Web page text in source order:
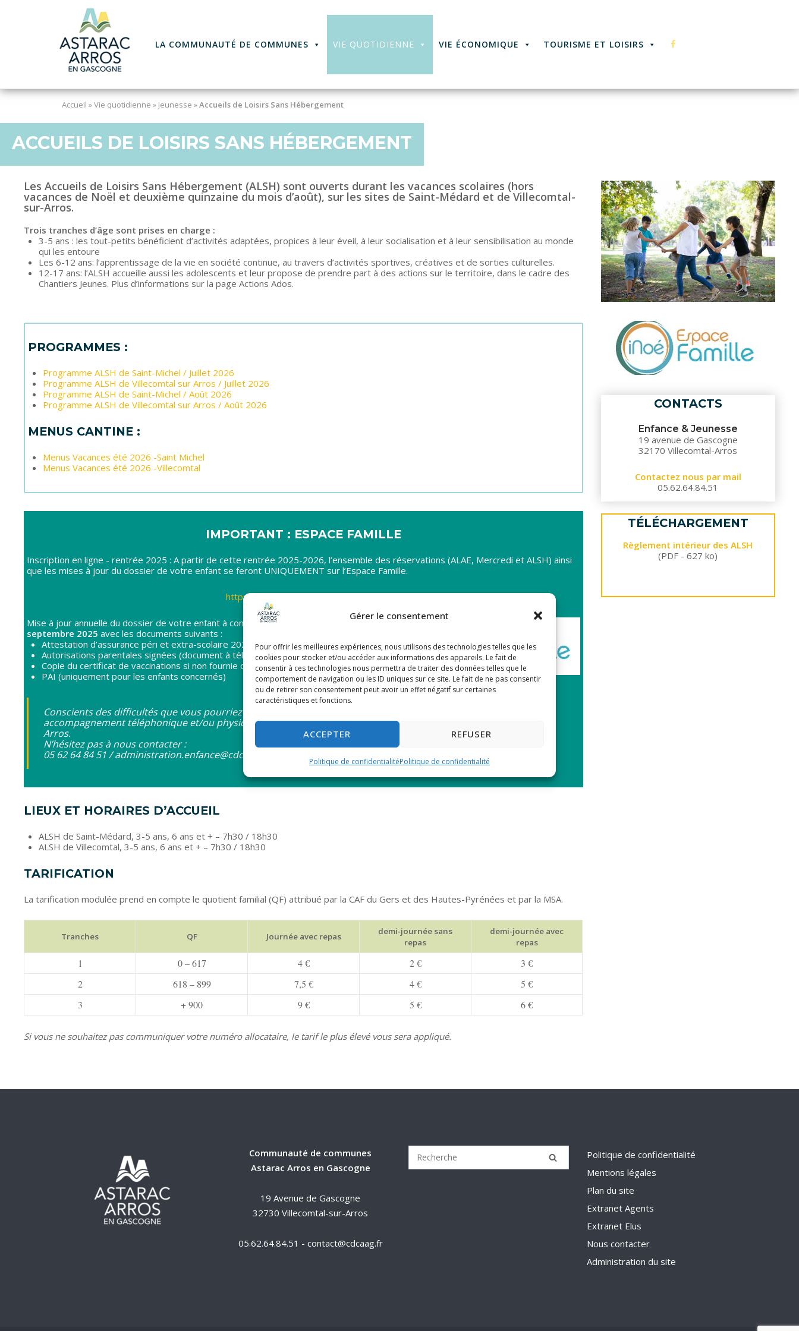
Gérer le consentement
Pour offrir les meilleures expériences, nous utilisons des technologies telles que les
cookies pour stocker et/ou accéder aux informations des appareils. Le fait de
consentir à ces technologies nous permettra de traiter des données telles que le
comportement de navigation ou les ID uniques sur ce site. Le fait de ne pas consentir
ou de retirer son consentement peut avoir un effet négatif sur certaines
caractéristiques et fonctions.
ACCEPTER REFUSER
Politique de confidentialitéPolitique de confidentialité
LA COMMUNAUTÉ DE COMMUNES VIE QUOTIDIENNE VIE ÉCONOMIQUE TOURISME ET LOISIRS
E
B
O
O
Accueil »Vie quotidienne » Jeunesse »Accueils de Loisirs Sans Hébergement
ACCUEILS DE LOISIRS SANS HÉBERGEMENT
Les Accueils de Loisirs Sans Hébergement (ALSH) sont ouverts durant les vacances scolaires (hors
vacances de Noël et deuxième quinzaine du mois d’août), sur les sites de Saint-Médard et de Villecomtal-
sur-Arros.
Trois tranches d’âge sont prises en charge :
3-5 ans : les tout-petits bénéficient d’activités adaptées, propices à leur éveil, à leur socialisation et à leur sensibilisation au monde
qui les entoure
Les 6-12 ans: l’apprentissage de la vie en société continue, au travers d’activités sportives, créatives et de sorties culturelles.
12-17 ans: l’ALSH accueille aussi les adolescents et leur propose de prendre part à des actions sur le territoire, dans le cadre des
Chantiers Jeunes. Plus d’informations sur la page Actions Ados.
PROGRAMMES :
Programme ALSH de Saint-Michel / Juillet 2026
Programme ALSH de Villecomtal sur Arros / Juillet 2026
Programme ALSH de Saint-Michel / Août 2026
Programme ALSH de Villecomtal sur Arros / Août 2026
MENUS CANTINE :
Menus Vacances été 2026 -Saint Michel
Menus Vacances été 2026 -Villecomtal
IMPORTANT : ESPACE FAMILLE
Inscription en ligne - rentrée 2025 : A partir de cette rentrée 2025-2026, l’ensemble des réservations (ALAE, Mercredi et ALSH) ainsi
que les mises à jour du dossier de votre enfant se feront UNIQUEMENT sur l’Espace Famille.
https://espacefamille.aiga.fr/1240820
Mise à jour annuelle du dossier de votre enfant à compléter OBLIGATOIREMENT avant le 12
septembre 2025 avec les documents suivants :
Attestation d’assurance péri et extra-scolaire 2025/2026
Autorisations parentales signées (document à télécharger sur l’Espace Famille)
Copie du certificat de vaccinations si non fournie ou nouveau vaccin
PAI (uniquement pour les enfants concernés)
Conscients des difficultés que vous pourriez rencontrer face à ce nouvel outil, nous vous proposons un
accompagnement téléphonique et/ou physique sur nos sièges administratifs d’Idrac-Respaillès et Villecomtal-sur-
Arros.
N’hésitez pas à nous contacter :
05 62 64 84 51 / administration.enfance@cdcaag.fr
LIEUX ET HORAIRES D’ACCUEIL
ALSH de Saint-Médard, 3-5 ans, 6 ans et + – 7h30 / 18h30
ALSH de Villecomtal, 3-5 ans, 6 ans et + – 7h30 / 18h30
TARIFICATION
La tarification modulée prend en compte le quotient familial (QF) attribué par la CAF du Gers et des Hautes-Pyrénées et par la MSA.
Tranches QF Journée avec repas
demi-journée sans
repas
demi-journée avec
repas
1 0 – 617 4 € 2 €
3 €
2
618 – 899 7,5 € 4 €
5 €
3
+ 900 9 € 5 € 6 €
Si vous ne souhaitez pas communiquer votre numéro allocataire, le tarif le plus élevé vous sera appliqué.
CONTACTS
Enfance & Jeunesse
19 avenue de Gascogne
32170 Villecomtal-Arros
Contactez nous par mail
05.62.64.84.51
TÉLÉCHARGEMENT
Règlement intérieur des ALSH
(PDF - 627 ko)
Communauté de communes
Astarac Arros en Gascogne
19 Avenue de Gascogne
32730 Villecomtal-sur-Arros
05.62.64.84.51 - contact@cdcaag.fr
Politique de confidentialité
Mentions légales
Plan du site
Extranet Agents
Extranet Elus
Nous contacter
Administration du site